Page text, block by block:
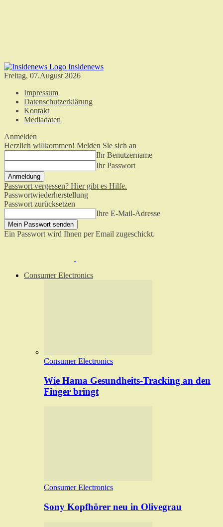
Insidenews
Freitag, 07.August 2026
Impressum
Datenschutzerklärung
Kontakt
Mediadaten
Anmelden
Herzlich willkommen! Melden Sie sich an
Ihr Benutzername
Ihr Passwort
Passwort vergessen? Hier gibt es Hilfe.
Passwortwiederherstellung
Passwort zurücksetzen
Ihre E-Mail-Adresse
Ein Passwort wird Ihnen per Email zugeschickt.
Consumer Electronics
Consumer Electronics
Wie Hama Gesundheits-Tracking an den
Finger bringt
Consumer Electronics
Sony Kopfhörer neu in Olivegrau